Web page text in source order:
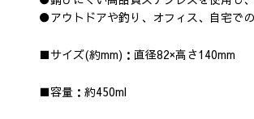
●アウトドアや釣り、オフィス、自宅で
■サイズ(約mm)：直径82×高さ140mm
■容量 ：約450ml